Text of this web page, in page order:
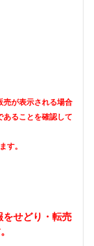
が表示される場合
ることを確認して
す。
をせどり・転売